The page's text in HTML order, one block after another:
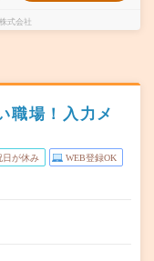
式会社
職場！入力メ
日が休み WEB登録OK